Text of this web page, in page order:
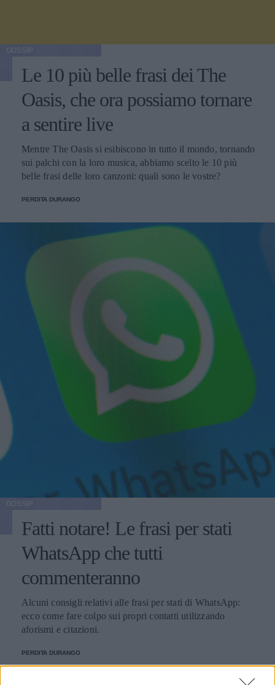
Le 10 più belle frasi dei The
Oasis, che ora possiamo tornare
a sentire live
Mentre The Oasis si esibiscono in tutto il mondo, tornando
sui palchi con la loro musica, abbiamo scelto le 10 più
belle frasi delle loro canzoni: quali sono le vostre?
PERDITA DURANGO
Fatti notare! Le frasi per stati
WhatsApp che tutti
commenteranno
Alcuni consigli relativi alle frasi per stati di WhatsApp:
ecco come fare colpo sui propri contatti utilizzando
aforismi e citazioni.
PERDITA DURANGO